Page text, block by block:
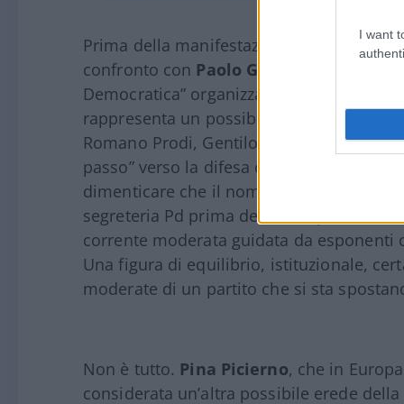
I want
Prima della manifestazione in Piazza
confronto con Paolo Gentiloni
Democratica” organizzato da Paola De
rappresenta un possibile rivale per Elly.
Romano Prodi, Gentiloni non ha
passo” verso la difesa comune Ue,
dimenticare che il nome dell’ex
segreteria Pd prima delle europee in
corrente moderata guidata da esponenti
Una figura di equilibrio, istituzionale,
moderate di un partito che si sta
Non è tutto. Pina Picierno, che in
considerata un’altra possibile erede